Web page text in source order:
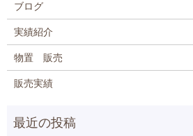
ブログ
実績紹介
物置 販売
販売実績